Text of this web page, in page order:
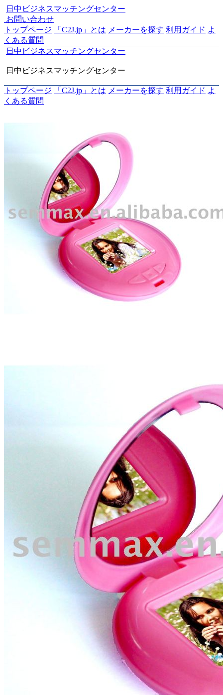
日中ビジネスマッチングセンター
お問い合わせ
トップページ
「C2J.jp」とは メーカーを探す 利用ガイド よ
くある質問
日中ビジネスマッチングセンター
日中ビジネスマッチングセンター
トップページ 「C2J.jp」とは メーカーを探す 利用ガイド よ
くある質問